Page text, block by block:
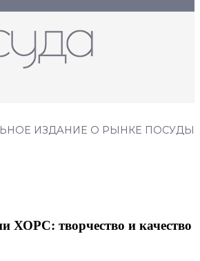
ИЗДАНИЕ О РЫНКЕ ПОСУДЫ
ХОРС: творчество и качество